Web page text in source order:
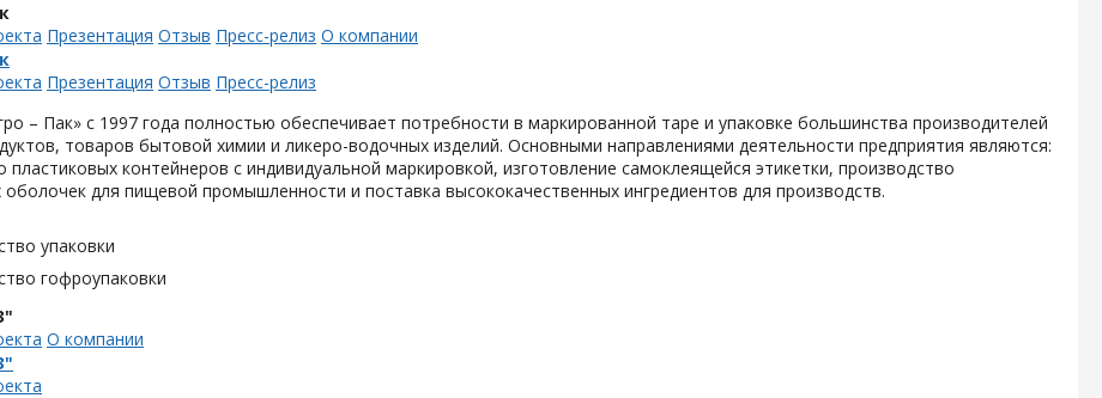
Презентация Отзыв Пресс-релиз О компании
Презентация Отзыв Пресс-релиз
– Пак» с 1997 года полностью обеспечивает потребности в маркированной таре и упаковке большинства производителей
товаров бытовой химии и ликеро-водочных изделий. Основными направлениями деятельности предприятия являются:
пластиковых контейнеров с индивидуальной маркировкой, изготовление самоклеящейся этикетки, производство
для пищевой промышленности и поставка высококачественных ингредиентов для производств.
упаковки
гофроупаковки
О компании